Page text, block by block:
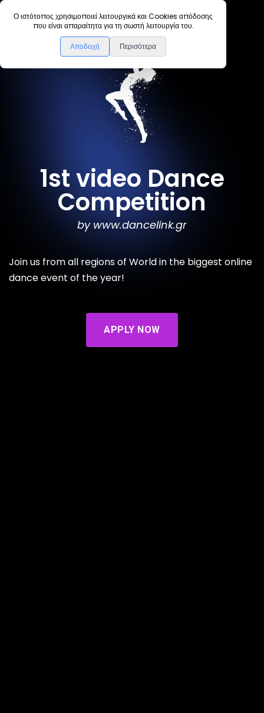
Ο ιστότοπος χρησιμοποιεί λειτουργικά και Cookies απόδοσης
που είναι απαραίτητα για τη σωστή λειτουργία του.
Αποδοχή Περισότερα
1st video Dance
Competition
by www.dancelink.gr
Join us from all regions of World in the biggest online
dance event of the year!
APPLY NOW